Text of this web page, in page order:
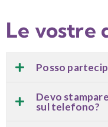
Le vostre
Posso
Devo
sul telefono?